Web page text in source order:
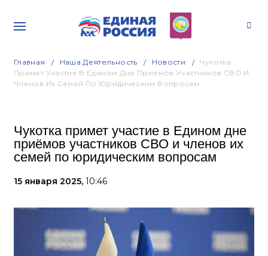
Главная Наша Деятельность Новости
Чукотка
Примет Участие В Едином Дне Приёмов Участников СВО И
Членов Их Семей По Юридическим Вопросам
Чукотка примет участие в Едином дне
приёмов участников СВО и членов их
семей по юридическим вопросам
15 января 2025, 10:46